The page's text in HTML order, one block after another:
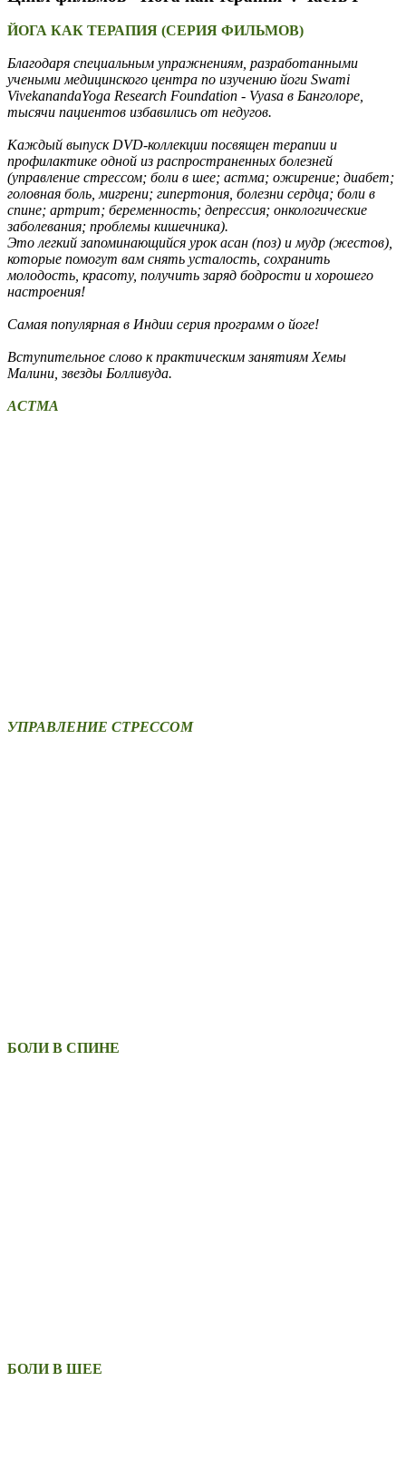
ЙОГА КАК ТЕРАПИЯ (СЕРИЯ ФИЛЬМОВ)
Благодаря специальным упражнениям, разработанными
учеными медицинского центра по изучению йоги Swami
VivekanandaYoga Research Foundation - Vyasa в Банголоре,
тысячи пациентов избавились от недугов.
Каждый выпуск DVD-коллекции посвящен терапии и
профилактике одной из распространенных болезней
(управление стрессом; боли в шее; астма; ожирение; диабет;
головная боль, мигрени; гипертония, болезни сердца; боли в
спине; артрит; беременность; депрессия; онкологические
заболевания; проблемы кишечника).
Это легкий запоминающийся урок асан (поз) и мудр (жестов),
которые помогут вам снять усталость, сохранить
молодость, красоту, получить заряд бодрости и хорошего
настроения!
Самая популярная в Индии серия программ о йоге!
Вступительное слово к практическим занятиям Хемы
Малини, звезды Болливуда.
АСТМА
УПРАВЛЕНИЕ СТРЕССОМ
БОЛИ В СПИНЕ
БОЛИ В ШЕЕ